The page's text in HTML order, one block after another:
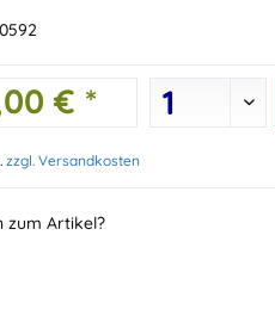
€ *
zzgl. Versandkosten
zum Artikel?